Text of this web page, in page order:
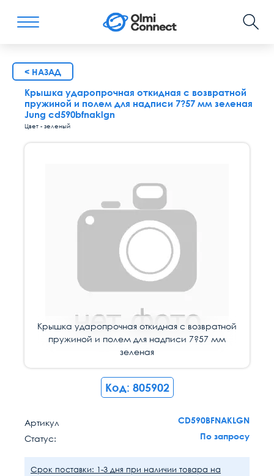
< НАЗАД
Крышка ударопрочная откидная с возвратной
пружиной и полем для надписи 7?57 мм зеленая
Jung cd590bfnaklgn
Цвет - зеленый
Крышка ударопрочная откидная с возвратной
пружиной и полем для надписи 7?57 мм
зеленая
Код: 805902
Артикул
CD590BFNAKLGN
Статус:
По запросу
Срок поставки: 1-3 дня при наличии товара на